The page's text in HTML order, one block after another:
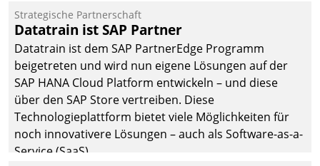
Einsparungen durch optimierte und automatisierte
Prozesse. Doch man darf nicht zu viel erwarten: Allein
mit der Einführung einer neuen Software ist es nicht
getan. Die Digitalisierung erfordert von Unternehmen
die Bereitschaft, sich zu überprüfen, zu hinterfragen
und zu verändern.
Strategische Partnerschaft
Datatrain ist SAP Partner
Datatrain ist dem SAP PartnerEdge Programm
beigetreten und wird nun eigene Lösungen auf der
SAP HANA Cloud Platform entwickeln – und diese
über den SAP Store vertreiben. Diese
Technologieplattform bietet viele Möglichkeiten für
noch innovativere Lösungen – auch als Software-as-a-
Service (SaaS).